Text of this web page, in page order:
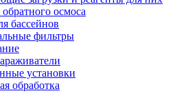
осмоса
бассейнов
фильтры
установки
обработка